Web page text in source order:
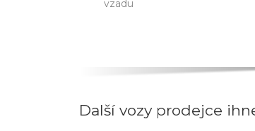
vzadu
Další vozy prodejce